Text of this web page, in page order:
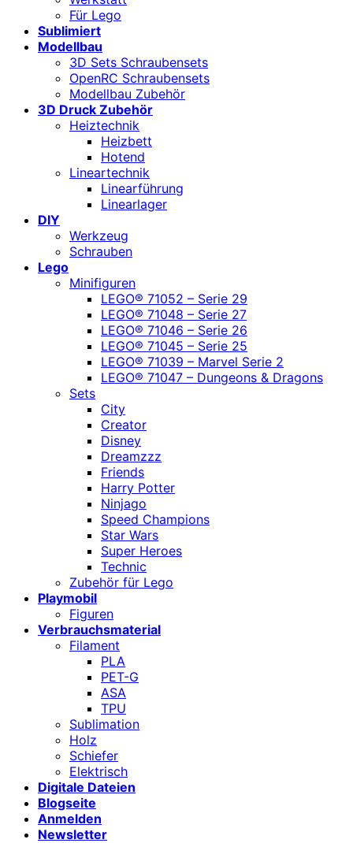
Für Lego
Sublimiert
Modellbau
3D Sets Schraubensets
OpenRC Schraubensets
Modellbau Zubehör
3D Druck Zubehör
Heiztechnik
Heizbett
Hotend
Lineartechnik
Linearführung
Linearlager
DIY
Werkzeug
Schrauben
Lego
Minifiguren
LEGO® 71052 – Serie 29
LEGO® 71048 – Serie 27
LEGO® 71046 – Serie 26
LEGO® 71045 – Serie 25
LEGO® 71039 – Marvel Serie 2
LEGO® 71047 – Dungeons & Dragons
Sets
City
Creator
Disney
Dreamzzz
Friends
Harry Potter
Ninjago
Speed Champions
Star Wars
Super Heroes
Technic
Zubehör für Lego
Playmobil
Figuren
Verbrauchsmaterial
Filament
PLA
PET-G
ASA
TPU
Sublimation
Holz
Schiefer
Elektrisch
Digitale Dateien
Blogseite
Anmelden
Newsletter